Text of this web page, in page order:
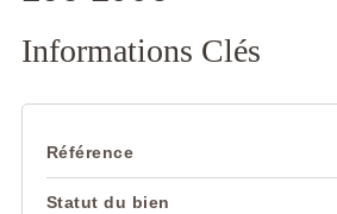
Informations Clés
Référence
Statut du bien